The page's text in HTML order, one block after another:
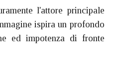
l'attore principale
ispira un profondo
ed impotenza di fronte